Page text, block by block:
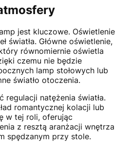
jest kluczowe. Oświetlenie
Główne oświetlenie,
równomiernie oświetla
czemu nie będzie
lamp stołowych lub
światło otoczenia.
natężenia światła.
romantycznej kolacji lub
w tej roli, oferując
z resztą aranżacji wnętrza
spędzanym przy stole.